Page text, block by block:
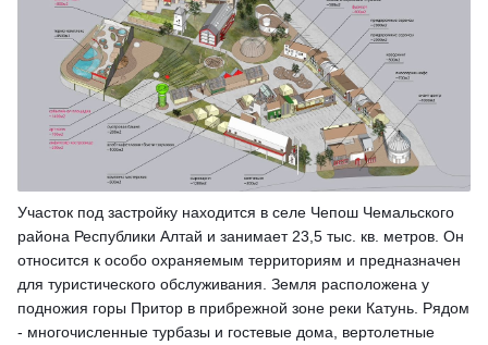
Участок под застройку находится в селе Чепош Чемальского
района Республики Алтай и занимает 23,5 тыс. кв. метров. Он
относится к особо охраняемым территориям и предназначен
для туристического обслуживания. Земля расположена у
подножия горы Притор в прибрежной зоне реки Катунь. Рядом
- многочисленные турбазы и гостевые дома, вертолетные